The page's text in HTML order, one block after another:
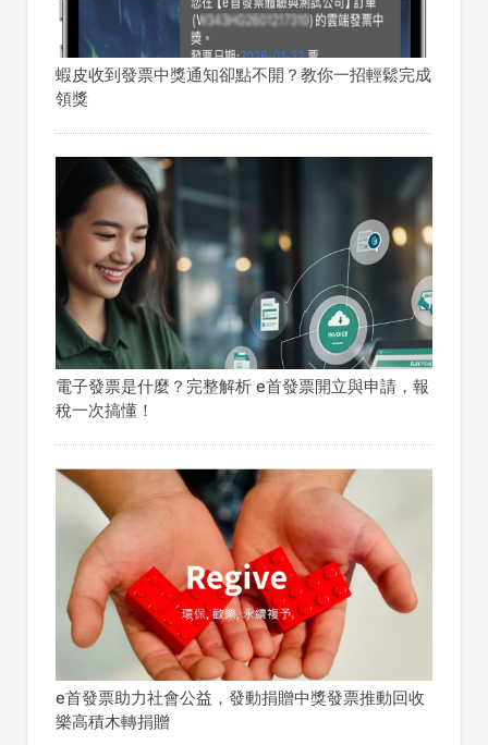
蝦皮收到發票中獎通知卻點不開？教你一招輕鬆完成
領獎
電子發票是什麼？完整解析 e首發票開立與申請，報
稅一次搞懂！
e首發票助力社會公益，發動捐贈中獎發票推動回收
樂高積木轉捐贈